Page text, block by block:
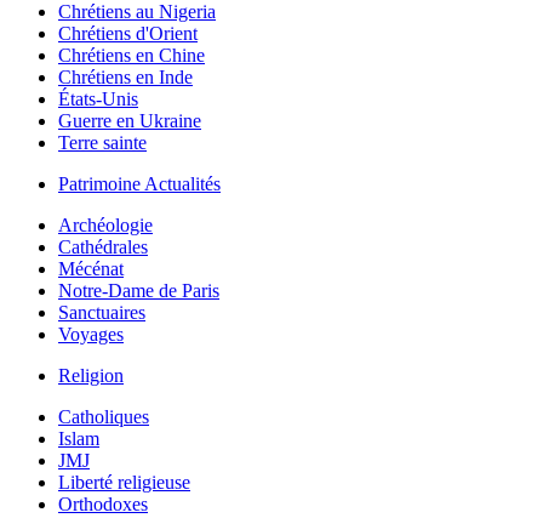
Chrétiens au Nigeria
Chrétiens d'Orient
Chrétiens en Chine
Chrétiens en Inde
États-Unis
Guerre en Ukraine
Terre sainte
Patrimoine Actualités
Archéologie
Cathédrales
Mécénat
Notre-Dame de Paris
Sanctuaires
Voyages
Religion
Catholiques
Islam
JMJ
Liberté religieuse
Orthodoxes